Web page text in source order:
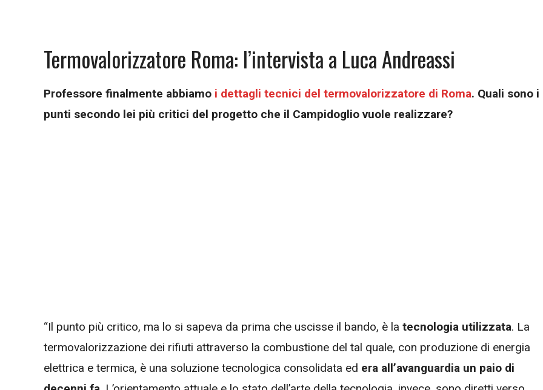
Termovalorizzatore Roma: l’intervista a Luca Andreassi
Professore finalmente abbiamo i dettagli tecnici del termovalorizzatore di Roma. Quali sono i
punti secondo lei più critici del progetto che il Campidoglio vuole realizzare?
“Il punto più critico, ma lo si sapeva da prima che uscisse il bando, è la tecnologia utilizzata. La
termovalorizzazione dei rifiuti attraverso la combustione del tal quale, con produzione di energia
elettrica e termica, è una soluzione tecnologica consolidata ed era all’avanguardia un paio di